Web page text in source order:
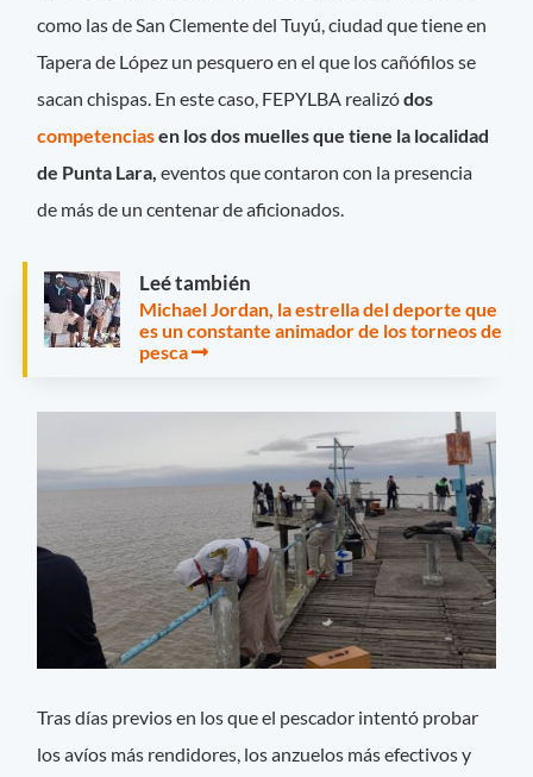
como las de San Clemente del Tuyú, ciudad que tiene en
Tapera de López un pesquero en el que los cañófilos se
sacan chispas. En este caso, FEPYLBA realizódos
competenciasen los dos muelles que tiene la localidad
de Punta Lara, eventos que contaron con la presencia
de más de un centenar de aficionados.
Leé también
Michael Jordan, la estrella del deporte que
es un constante animador de los torneos de
pesca
Tras días previos en los que el pescador intentó probar
los avíos más rendidores, los anzuelos más efectivos y